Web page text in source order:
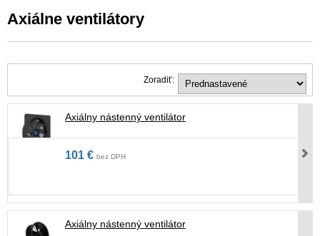
Axiálne ventilátory
Zoradiť:
Axiálny nástenný ventilátor
101 € bez DPH
Axiálny nástenný ventilátor